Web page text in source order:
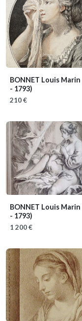
BONNET Louis Marin
- 1793)
210 €
BONNET Louis Marin
- 1793)
1 200 €